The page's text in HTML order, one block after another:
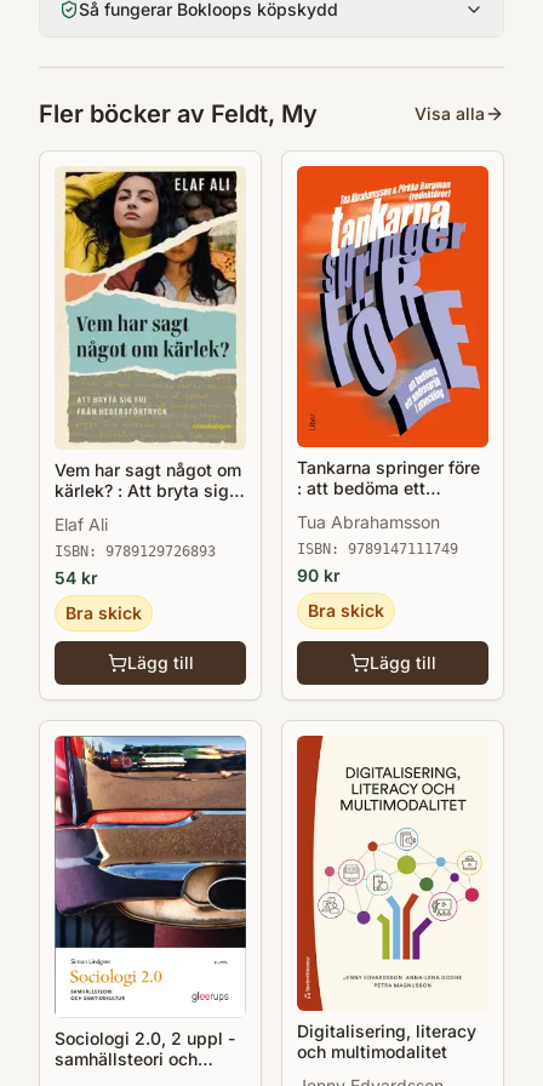
imponerande cv bakom sig, och år 2017
tilldelades hon det prestigefyllda Svenska
gastronomipriset med motiveringen »Årets
vinnare är både relevant, modig och en
sjuhelsikes bak- och matlagare«. Det här är
hennes första bok och här har hon samlat
över sjuttio recept på allt från pajer,
tarteletter och bullar till småkakor, saft och
kola.
Så fungerar Bokloops köpskydd
Fler böcker av Feldt, My Visa alla
Vem har sagt något om
kärlek? : Att bryta sig
Elaf Ali
ISBN: 9789129726893
54 kr
Bra skick
Lägg till
Tankarna springer före
: att bedöma ett
Tua Abrahamsson
ISBN: 9789147111749
90 kr
Bra skick
Lägg till
Sociologi 2.0, 2 uppl -
samhällsteori och
Digitalisering, literacy
och multimodalitet